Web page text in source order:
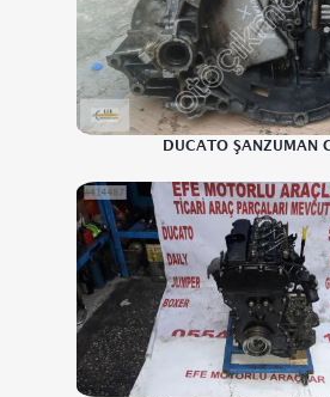
DUCATO ŞANZUMAN